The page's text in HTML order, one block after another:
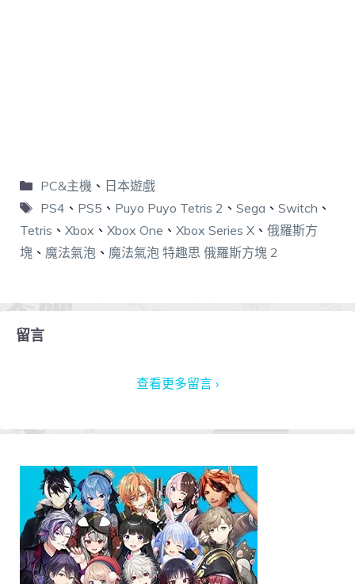
PC&主機 、 日本遊戲
PS4 、 PS5 、 Puyo Puyo Tetris 2 、 Sega 、 Switch 、
Tetris 、 Xbox 、 Xbox One 、 Xbox Series X 、 俄羅斯方
塊 、 魔法氣泡 、 魔法氣泡 特趣思 俄羅斯方塊 2
留言
查看更多留言 ›